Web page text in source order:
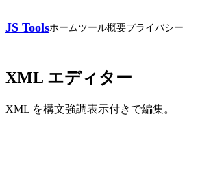
JS Toolsホームツール概要プライバシー
XML エディター
XML を構文強調表示付きで編集。